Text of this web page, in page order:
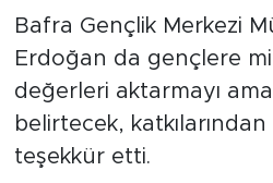
Bafra Gençlik Merkezi
Erdoğan da gençlere
değerleri aktarmayı
belirtecek,
teşekkür etti.